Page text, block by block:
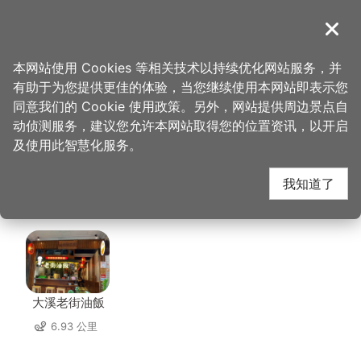
導覽
首页 > 想去的地方 > 美食、购物 > 宾帅活鱼湘菜餐厅
宾帅活鱼湘菜餐厅 周边
店家
大溪老街油飯
6.93 公里
关闭
本网站使用 Cookies 等相关技术以持续优化网站服务，并
有助于为您提供更佳的体验，当您继续使用本网站即表示您
同意我们的 Cookie 使用政策。另外，网站提供周边景点自
动侦测服务，建议您允许本网站取得您的位置资讯，以开启
及使用此智慧化服务。
我知道了